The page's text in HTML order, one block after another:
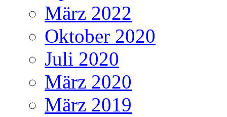
März 2022
Oktober 2020
Juli 2020
März 2020
März 2019